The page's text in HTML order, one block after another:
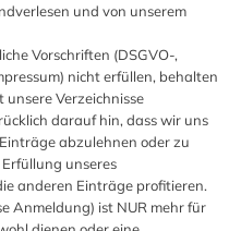
und von unserem
Vorschriften (DSGVO-,
nicht erfüllen, behalten
unsere Verzeichnisse
darauf hin, dass wir uns
abzulehnen oder zu
unseres
anderen Einträge profitieren.
Anmeldung) ist NUR mehr für